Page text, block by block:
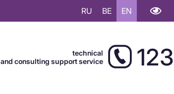
RU BE EN
technical
and consulting support service
123